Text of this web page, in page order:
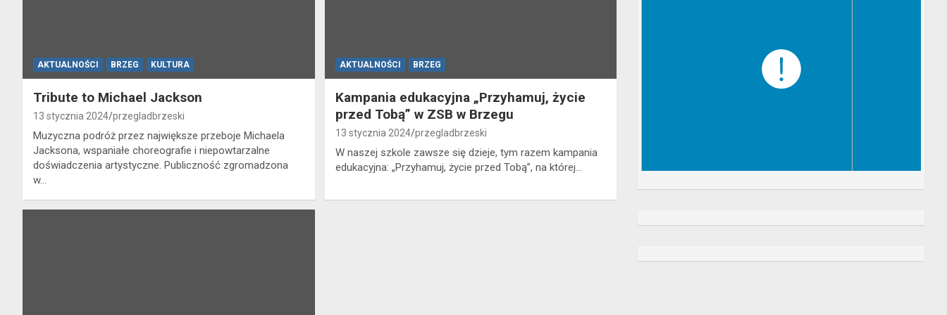
AKTUALNOŚCI BRZEG KULTURA
Tribute to Michael Jackson
13 stycznia 2024 przegladbrzeski
Muzyczna podróż przez największe przeboje Michaela
Jacksona, wspaniałe choreografie i niepowtarzalne
doświadczenia artystyczne. Publiczność zgromadzona
w…
AKTUALNOŚCI BRZEG
Kampania edukacyjna „Przyhamuj, życie
przed Tobą” w ZSB w Brzegu
13 stycznia 2024 przegladbrzeski
W naszej szkole zawsze się dzieje, tym razem kampania
edukacyjna: „Przyhamuj, życie przed Tobą”, na której…